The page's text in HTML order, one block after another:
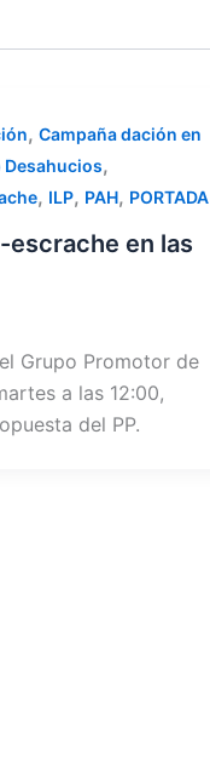
,Campaña dación en
Desahucios,
, ILP, PAH, PORTADA
en las
Grupo Promotor de
a las 12:00,
del PP.